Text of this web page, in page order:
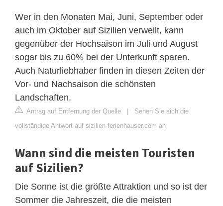
Wer in den Monaten Mai, Juni, September oder
auch im Oktober auf Sizilien verweilt, kann
gegenüber der Hochsaison im Juli und August
sogar bis zu 60% bei der Unterkunft sparen.
Auch Naturliebhaber finden in diesen Zeiten der
Vor- und Nachsaison die schönsten
Landschaften.
Antrag auf Entfernung der Quelle
Sehen Sie sich die
vollständige Antwort auf sizilien-ferienhauser.com an
Wann sind die meisten Touristen
auf Sizilien?
Die Sonne ist die größte Attraktion und so ist der
Sommer die Jahreszeit, die die meisten